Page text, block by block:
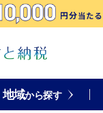
地域から探す